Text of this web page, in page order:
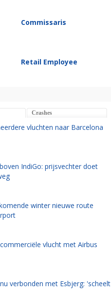
Commissaris
Retail Employee
Crashes
vluchten naar Barcelona
IndiGo: prijsvechter doet
winter nieuwe route
vlucht met Airbus
verbonden met Esbjerg: 'scheelt